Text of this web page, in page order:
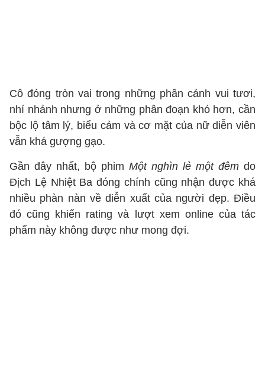
Cô đóng tròn vai trong những phân cảnh vui tươi,
nhí nhảnh nhưng ở những phân đoạn khó hơn, cần
bộc lộ tâm lý, biểu cảm và cơ mặt của nữ diễn viên
vẫn khá gượng gạo.
Gần đây nhất, bộ phim Một nghìn lẻ một đêm do
Địch Lệ Nhiệt Ba đóng chính cũng nhận được khá
nhiều phàn nàn về diễn xuất của người đẹp. Điều
đó cũng khiến rating và lượt xem online của tác
phẩm này không được như mong đợi.